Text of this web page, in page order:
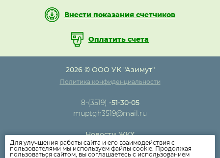
Внести показания счетчиков
Оплатить счета
2026 © ООО УК "Азимут"
Политика конфиденциальности
8-(3519) -51-30-05
muptgh3519@mail.ru
Новости ЖКХ
Новости компании
Для улучшения работы сайта и его взаимодействия с
пользователями мы используем файлы cookie. Продолжая
пользоваться сайтом, вы соглашаетесь с использованием